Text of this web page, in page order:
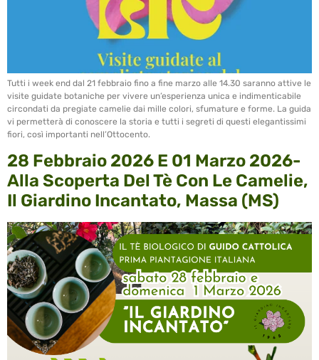
Tutti i week end dal 21 febbraio fino a fine marzo alle 14.30 saranno attive le
visite guidate botaniche per vivere un’esperienza unica e indimenticabile
circondati da pregiate camelie dai mille colori, sfumature e forme. La guida
vi permetterà di conoscere la storia e tutti i segreti di questi elegantissimi
fiori, così importanti nell’Ottocento.
28 Febbraio 2026 E 01 Marzo 2026-
Alla Scoperta Del Tè Con Le Camelie,
Il Giardino Incantato, Massa (MS)